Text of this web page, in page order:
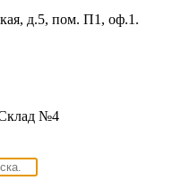
д.5, пом. П1, оф.1.
№4